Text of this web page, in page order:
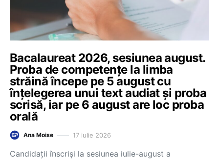
Bacalaureat 2026, sesiunea august.
Proba de competențe la limba
străină începe pe 5 august cu
înțelegerea unui text audiat și proba
scrisă, iar pe 6 august are loc proba
orală
Ana Moise 17 iulie 2026
Candidații înscriși la sesiunea iulie-august a